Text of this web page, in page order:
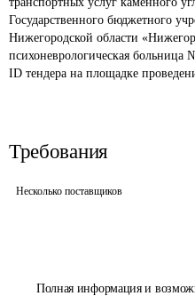
Полная информация и
Государственного бюджетного
Нижегородской области
психоневрологическая больница
ID тендера на площадке
Требования
Несколько поставщиков